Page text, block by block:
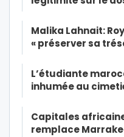
Malika Lahnait:
« préserver sa
L’étudiante
inhumée au
Capitales
remplace